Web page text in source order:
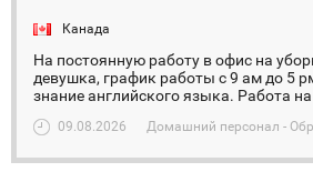
Канада
На постоянную работу в офис на
девушка, график работы с 9 ам до 5
знание английского языка. Работа
09.08.2026 Домашний персонал -